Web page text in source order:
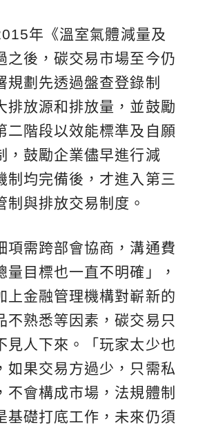
年《溫室氣體減量及
之後，碳交易市場至今仍
規劃先透過盤查登錄制
排放源和排放量，並鼓勵
二階段以效能標準及自願
，鼓勵企業儘早進行減
制均完備後，才進入第三
制與排放交易制度。
項需跨部會協商，溝通費
量目標也一直不明確」，
上金融管理機構對嶄新的
不熟悉等因素，碳交易只
見人下來。「玩家太少也
如果交易方過少，只需私
不會構成市場，法規體制
基礎打底工作，未來仍須